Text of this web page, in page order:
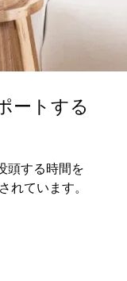
ートする
頭する時間を
れています。